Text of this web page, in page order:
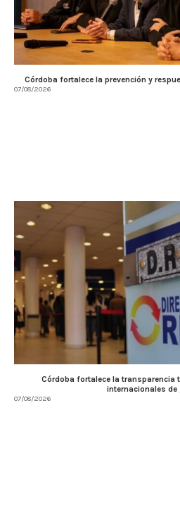
Córdoba fortalece la prevención y
07/08/2026
Córdoba fortalece la transparencia
internacionales de
07/08/2026